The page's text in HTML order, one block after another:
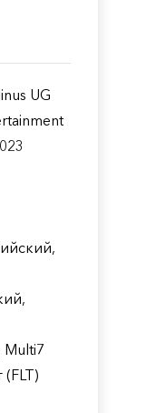
UG
Multi7
(FLT)